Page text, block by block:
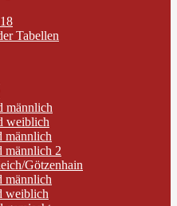
Tabellen
männlich
weiblich
männlich
männlich 2
Götzenhain
männlich
weiblich